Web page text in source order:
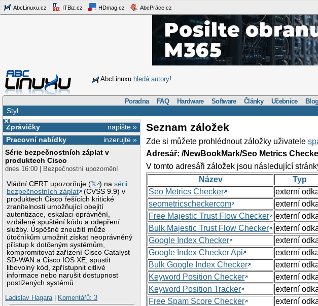
AbcLinuxu.cz ITBiz.cz HDmag.cz AbcPráce.cz
AbcLinuxu hledá autory!
Poradna FAQ Hardware Software Články Učebnice
Styl
×
napište »
Zprávičky
inzerujte »
Pracovní nabídky
Série bezpečnostních záplat v
produktech Cisco
dnes 16:00 | Bezpečnostní upozornění
Vládní CERT upozorňuje (𝕏 ) nasérii
bezpečnostních záplat
(CVSS 9.9) v
produktech Cisco řešících kritické
zranitelnosti umožňující obejití
autentizace, eskalaci oprávnění,
vzdálené spuštění kódu a odepření
služby. Úspěšné zneužití může
útočníkům umožnit získat neoprávněný
přístup k dotčeným systémům,
kompromitovat zařízení Cisco Catalyst
SD-WAN a Cisco IOS XE, spustit
libovolný kód, zpřístupnit citlivé
informace nebo narušit dostupnost
postižených systémů.
Ladislav Hagara| Komentářů: 3
Seznam záložek
Zde si můžete prohlédnout záložky uživatele
Adresář: /NewBookMark/Seo Metrics
V tomto adresáři záložek jsou následující
Název
Typ
Seo Metrics Checker
externí
seometricscheckercom
externí
Free Majestic Trust Flow Checker
externí
Bulk Majestic Trust Flow Checker
externí
Google Index Checker
externí
Google Index Checker Api
externí
Bulk Google Index Checker
externí
Keyword Position Checker
externí
Keyword Position Tracker
externí
Free Spam Score Checker
externí